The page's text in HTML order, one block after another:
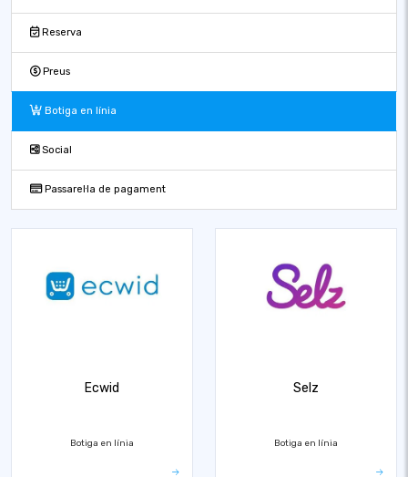
Reserva
Preus
Botiga en línia
Social
Passarel·la de pagament
Ecwid
Botiga en línia
Selz
Botiga en línia